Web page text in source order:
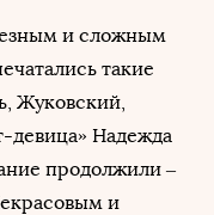
и сложным
такие
Жуковский,
девица» Надежда
продолжили –
и